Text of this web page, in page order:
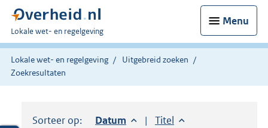
Menu
U
bent
hier:
Lokale wet- en regelgeving
Lokale wet- en regelgeving
Uitgebreid zoeken
Zoekresultaten
Sorteer op: Sorteer op:
Datum aflopendSorteer op:
Titel oplopend